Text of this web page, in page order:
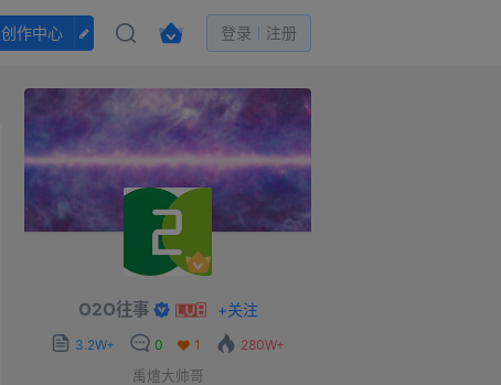
创作中心 登录 注册
O2O往事 +关注
3.2W+ 0 1
280W+
禹煊大帅哥